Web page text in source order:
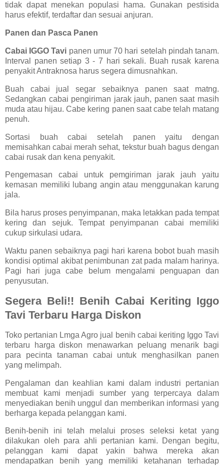
tidak dapat menekan populasi hama. Gunakan pestisida
harus efektif, terdaftar dan sesuai anjuran.
Panen dan Pasca Panen
Cabai IGGO Tavi panen umur 70 hari setelah pindah tanam.
Interval panen setiap 3 - 7 hari sekali. Buah rusak karena
penyakit Antraknosa harus segera dimusnahkan.
Buah cabai jual segar sebaiknya panen saat matng.
Sedangkan cabai pengiriman jarak jauh, panen saat masih
muda atau hijau. Cabe kering panen saat cabe telah matang
penuh.
Sortasi buah cabai setelah panen yaitu dengan
memisahkan cabai merah sehat, tekstur buah bagus dengan
cabai rusak dan kena penyakit.
Pengemasan cabai untuk pemgiriman jarak jauh yaitu
kemasan memiliki lubang angin atau menggunakan karung
jala.
Bila harus proses penyimpanan, maka letakkan pada tempat
kering dan sejuk. Tempat penyimpanan cabai memiliki
cukup sirkulasi udara.
Waktu panen sebaiknya pagi hari karena bobot buah masih
kondisi optimal akibat penimbunan zat pada malam harinya.
Pagi hari juga cabe belum mengalami penguapan dan
penyusutan.
Segera Beli!! Benih Cabai Keriting Iggo
Tavi Terbaru Harga Diskon
Toko pertanian Lmga Agro jual benih cabai keriting Iggo Tavi
terbaru harga diskon menawarkan peluang menarik bagi
para pecinta tanaman cabai untuk menghasilkan panen
yang melimpah.
Pengalaman dan keahlian kami dalam industri pertanian
membuat kami menjadi sumber yang terpercaya dalam
menyediakan benih unggul dan memberikan informasi yang
berharga kepada pelanggan kami.
Benih-benih ini telah melalui proses seleksi ketat yang
dilakukan oleh para ahli pertanian kami. Dengan begitu,
pelanggan kami dapat yakin bahwa mereka akan
mendapatkan benih yang memiliki ketahanan terhadap